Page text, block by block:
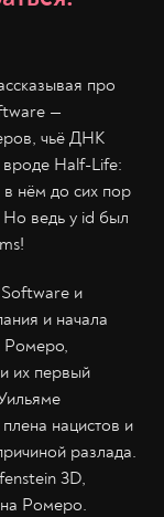
про
—
чьё ДНК
вроде Half-Life:
нём до сих пор
Но ведь у id был
Software и
и начала
Ромеро,
их первый
нацистов и
разлада.
3D,
Ромеро.